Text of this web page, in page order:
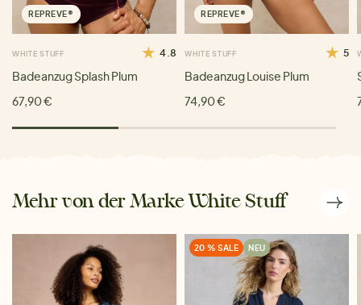
REPREVE®
WHITE STUFF 4.8
Badeanzug Splash Plum
67,90 €
REPREVE®
WHITE STUFF 5
Badeanzug Louise Plum
74,90 €
Mehr von der Marke White Stuff
20 % SALE NEU